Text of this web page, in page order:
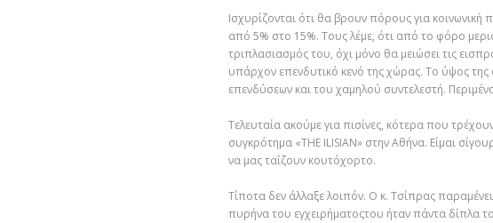
Ισχυρίζονται ότι θα βρουν πόρους για κοινωνική
από 5% στο 15%. Τους λέμε, ότι από το φόρο
τριπλασιασμός του, όχι μόνο θα μειώσει τις
υπάρχον επενδυτικό κενό της χώρας. Το ύψος
επενδύσεων και του χαμηλού συντελεστή.
Τελευταία ακούμεγια πισίνες, κότερα που
συγκρότημα «THE ILISIAN» στηνΑθήνα. Είμαι
να μας ταΐζουν κουτόχορτο.
Τίποτα δεν άλλαξελοιπόν. Ο κ. Τσίπρας
πυρήνα του εγχειρήματοςτου ήταν πάντα δίπλα